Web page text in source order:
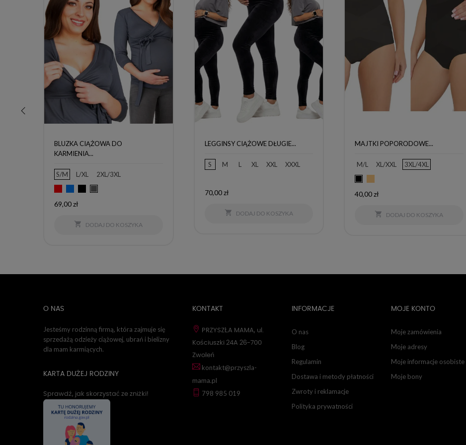
BLUZKA CIĄŻOWA DO
KARMIENIA...
S/M L/XL
2XL/3XL
Cena
69,00 zł
 DODAJ DO KOSZYKA
LEGGINSY CIĄŻOWE DŁUGIE...
S M L XL XXL XXXL
Cena
70,00 zł
 DODAJ DO KOSZYKA
MAJTKI POPORODOWE...
M/L XL/XXL
3XL/4XL
Cena
40,00 zł
 DODAJ DO KOSZYKA
O NAS
Jesteśmy rodzinną firmą, która zajmuje się
sprzedażą odzieży ciążowej, ubrań i bielizny
dla mam karmiących.
KARTA DUŻEJ RODZINY
Sprawdź, jak skorzystać ze zniżki!
KONTAKT
PRZYSZŁA MAMA, ul.
Kościuszki 24A 26-700
Zwoleń
kontakt@przyszla-
mama.pl
798 985 019
INFORMACJE
O nas
Blog
Regulamin
Dostawa i metody płatności
Zwroty i reklamacje
Polityka prywatności
MOJE KONTO
Moje zamówienia
Moje adresy
Moje informacje osobiste
Moje bony